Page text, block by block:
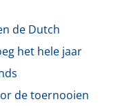
de Dutch
het hele jaar
de toernooien